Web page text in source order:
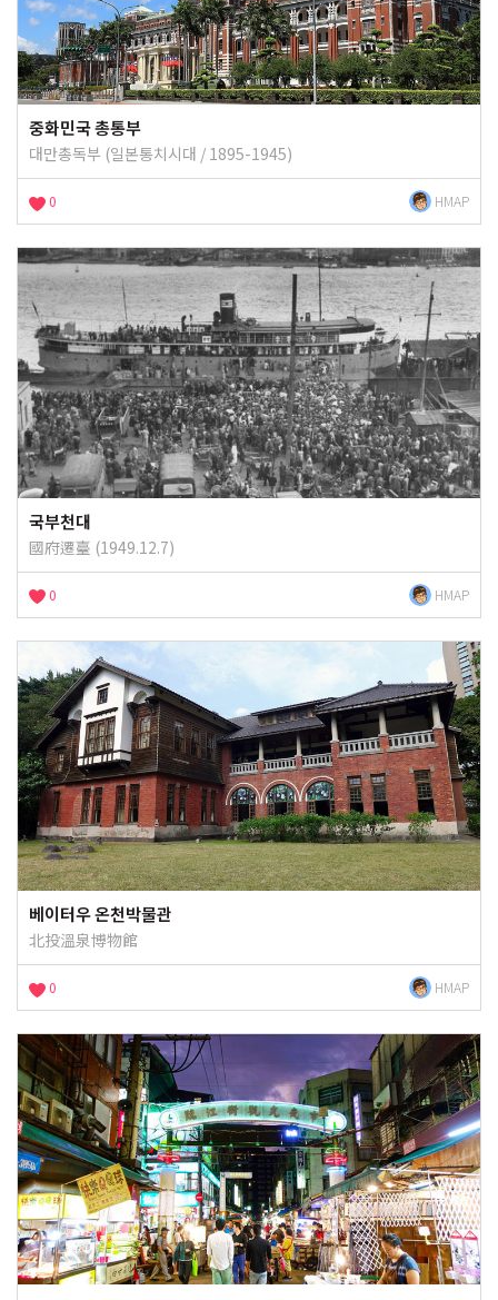
중화민국 총통부
대만총독부 (일본통치시대 / 1895-1945)
0 HMAP
국부천대
國府遷臺 (1949.12.7)
0 HMAP
베이터우 온천박물관
北投溫泉博物館
0 HMAP